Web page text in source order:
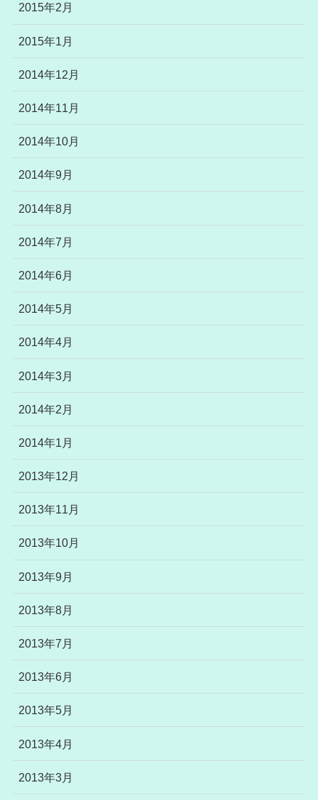
2015年2月
2015年1月
2014年12月
2014年11月
2014年10月
2014年9月
2014年8月
2014年7月
2014年6月
2014年5月
2014年4月
2014年3月
2014年2月
2014年1月
2013年12月
2013年11月
2013年10月
2013年9月
2013年8月
2013年7月
2013年6月
2013年5月
2013年4月
2013年3月